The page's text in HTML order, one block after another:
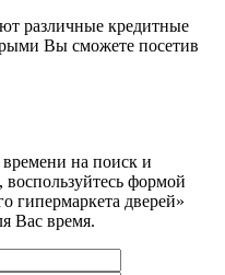
различные кредитные
Вы сможете посетив
на поиск и
воспользуйтесь формой
гипермаркета дверей»
Вас время.